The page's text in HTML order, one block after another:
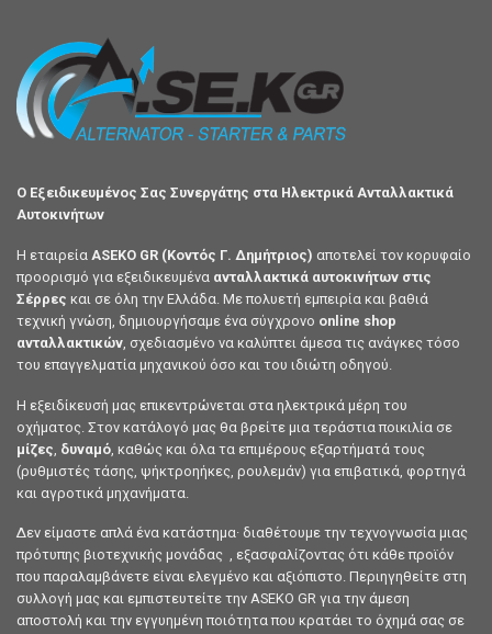
Συνδεθείτε για να δείτε τις τιμές
Συνδεθείτε για να δείτε
ΠΡΟΘΕΡΜΑΝΤΗΡΕΣ
GN046 Προθέρμανση FORD
OPEL JEEP GN007
ΠΡΟΘΕΡΜΑΝΤΗΡΕΣ
Y-732J Προθέρμανση